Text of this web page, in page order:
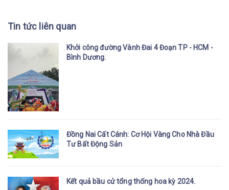
Tin tức liên quan
Khởi công đường Vành Đai 4 Đoạn TP - HCM -
Bình Dương.
Đồng Nai Cất Cánh: Cơ Hội Vàng Cho Nhà Đầu
Tư Bất Động Sản
Kết quả bầu cử tổng thống hoa kỳ 2024.